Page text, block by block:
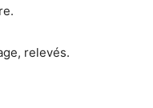
relevés.